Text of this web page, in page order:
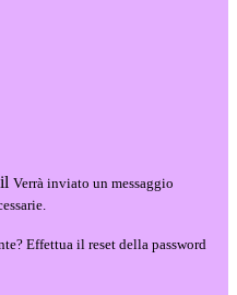
Verrà inviato un messaggio
Effettua il reset della password